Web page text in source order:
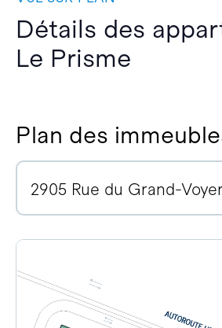
Détails des
Le Prisme
Plan des